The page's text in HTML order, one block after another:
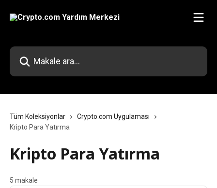
Makale ara...
Tüm Koleksiyonlar
Crypto.com Uygulaması
Kripto Para Yatırma
Kripto Para Yatırma
5 makale